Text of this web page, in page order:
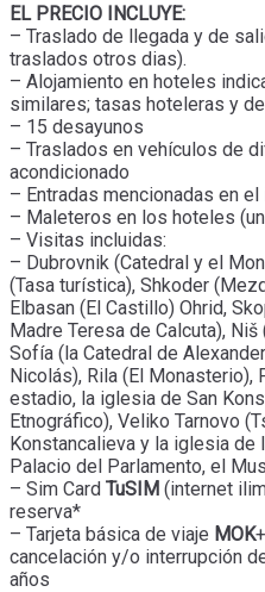
EL PRECIO INCLUYE:
– Traslado de llegada y de
traslados otros dias).
– Alojamiento en hoteles
similares; tasas hoteleras y
– 15 desayunos
– Traslados en vehículos de
acondicionado
– Entradas mencionadas en el
– Maleteros en los hoteles
– Visitas incluidas:
– Dubrovnik (Catedral y el
(Tasa turística), Shkoder
Elbasan (El Castillo) Ohrid,
Madre Teresa de Calcuta),
Sofía (la Catedral de
Nicolás), Rila (El Monasterio),
estadio, la iglesia de San
Etnográfico), Veliko Tarnovo
Konstancalieva y la iglesia de
Palacio del Parlamento, el
– Sim Card TuSIM (internet
reserva*
– Tarjeta básica de viaje MOK
cancelación y/o interrupción
años